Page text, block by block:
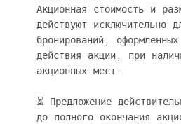
Акционная стоимость и
действуют исключительно
бронирований,
действия акции, при
акционных мест.
⏳ Предложение
до полного окончания